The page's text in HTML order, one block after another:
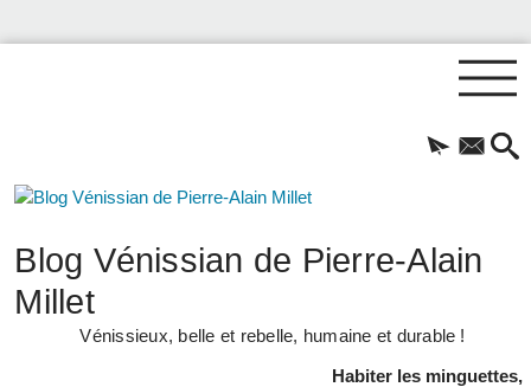
Blog Vénissian de Pierre-Alain
Millet
Vénissieux, belle et rebelle, humaine et durable !
Habiter les minguettes,